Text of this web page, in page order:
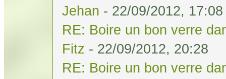
Jehan - 22/09/2012, 17:08
RE: Boire un bon verre
Fitz - 22/09/2012, 20:28
RE: Boire un bon verre